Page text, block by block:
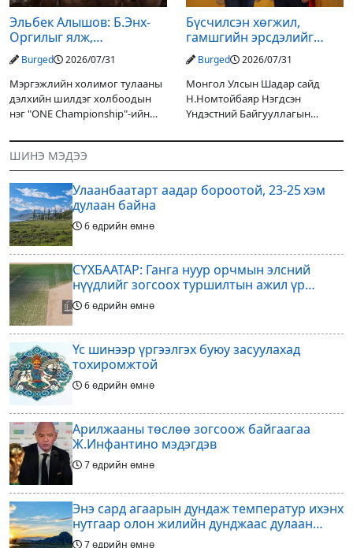
Эльбек Алышов: Б.Энх-
Оргилыг ялж,
гэрийнхэндээ байшин
авч өгнө
Burged 2026/07/31
Мэргэжлийн холимог тулааны
дэлхийн шилдэг холбоодын
нэг "ONE Championship"-ийн
өнөөдөр/2026.07.31/ болно. Энэ
өдөрлөгийн оргил тулааны
эзэд нь бантам жингийн аварга
Бүсчилсэн хөгжил,
гамшгийн эрсдэлийг
бууруулах чиглэлээр
НҮБ-тай хамтын
ажиллагаагаа
өргөжүүлэхээр санал
солилцлоо
Burged 2026/07/31
Монгол Улсын Шадар сайд
Н.Номтойбаяр Нэгдсэн
Үндэстний Байгууллагын
Хиердэнийг хүлээн авч уулзан,
ажиллагааны өнөөгийн байдал
болон цаашдын
ШИНЭ МЭДЭЭ
Улаанбаатарт аадар бороотой, 23-25 хэм
дулаан байна
6 өдрийн өмнө
СҮХБААТАР: Ганга нуур орчмын элсний
нүүдлийг зогсоох туршилтын ажил үр
дүнгээ өгч эхэлжээ
6 өдрийн өмнө
Үс шинээр үргээлгэх буюу засуулахад
тохиромжтой
6 өдрийн өмнө
Арилжааны төслөө зогсоож байгаагаа
Ж.Инфантино мэдэгдэв
7 өдрийн өмнө
Энэ сард агаарын дундаж температур ихэнх
нутгаар олон жилийн дунджаас дулаан
байна
7 өдрийн өмнө